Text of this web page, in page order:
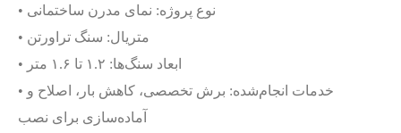
• نوع پروژه: نمای مدرن ساختمانی
• متریال: سنگ تراورتن
• ابعاد سنگ‌ها: ۱.۲ تا ۱.۶ متر
• خدمات انجام‌شده: برش تخصصی، کاهش بار، اصلاح و
آماده‌سازی برای نصب